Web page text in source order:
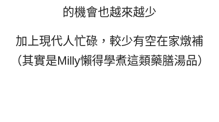
的機會也越來越少
加上現代人忙碌，較少有空在家燉補
（其實是Milly懶得學煮這類藥膳湯品）